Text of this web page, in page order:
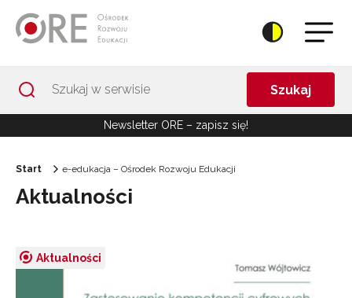
Szukaj
Newsletter ORE – zapisz się!
Start e-edukacja – Ośrodek Rozwoju Edukacji
Aktualności
Aktualności